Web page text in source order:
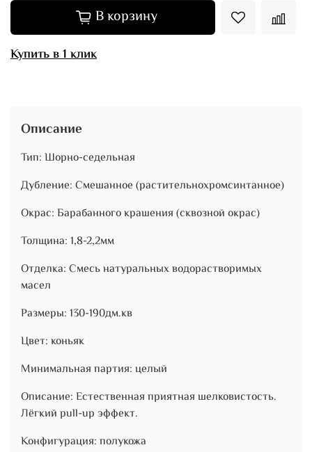
В корзину
Купить в 1 клик
Описание
Тип: Шорно-седельная
Дубление: Смешанное (растительнохромсинтанное)
Окрас: Барабанного крашения (сквозной окрас)
Толщина: 1,8-2,2мм
Отделка: Смесь натуральных водорастворимых
масел
Размеры: 130-190дм.кв
Цвет: коньяк
Минимальная партия: целый
Описание: Естественная приятная шелковистость.
Лёгкий pull-up эффект.
Конфигурация: полукожа